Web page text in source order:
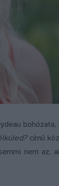
bohózata,
című
nem az,